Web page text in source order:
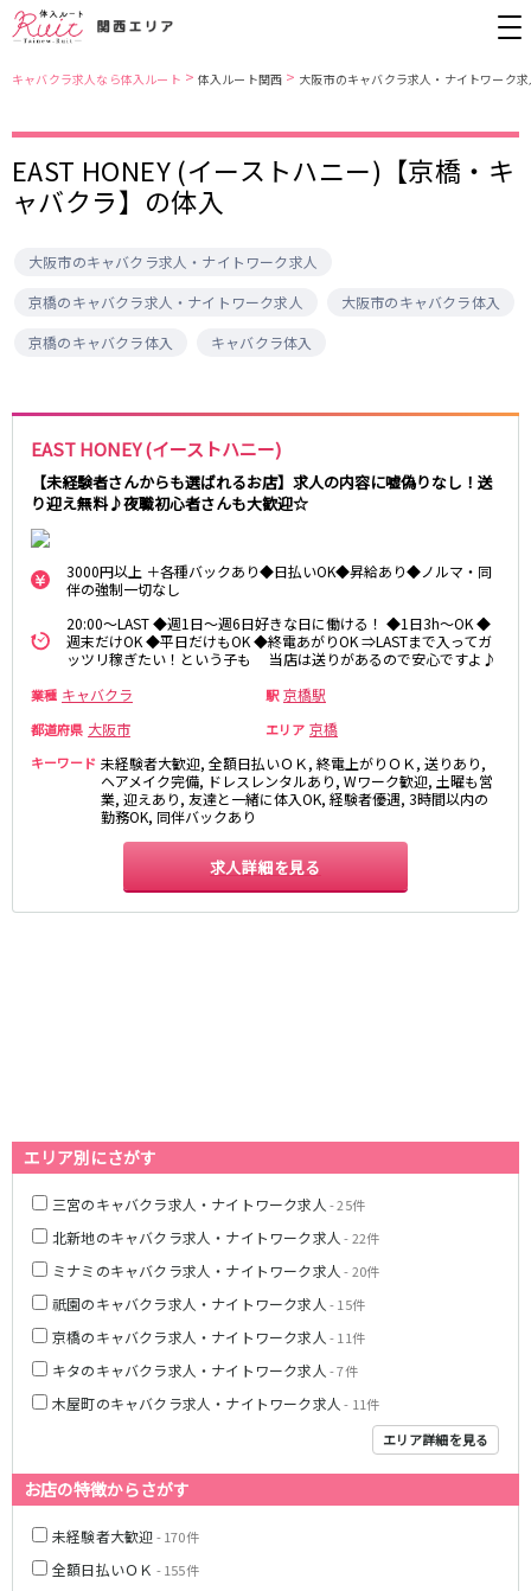
キャバクラ求人なら体入ルート > 体入ルート関西 > 大阪市のキャバクラ求人・ナイトワーク
EAST HONEY (イーストハニー)【京橋・キ
ャバクラ】の体入
大阪市のキャバクラ求人・ナイトワーク求人
京橋のキャバクラ求人・ナイトワーク求人
大阪市のキャバクラ体入
京橋のキャバクラ体入
キャバクラ体入
EAST HONEY (イーストハニー)
【未経験者さんからも選ばれるお店】求人の内容に嘘偽りなし！送
り迎え無料♪夜職初心者さんも大歓迎☆
3000円以上 ＋各種バックあり◆日払いOK◆昇給あり◆ノルマ・同
伴の強制一切なし
20:00～LAST ◆週1日～週6日好きな日に働ける！ ◆1日3h～OK ◆
週末だけOK ◆平日だけもOK ◆終電あがりOK ⇒LASTまで入ってガ
ッツリ稼ぎたい！という子も 当店は送りがあるので安心ですよ♪
業種 キャバクラ 駅 京橋駅
都道府県 大阪市 エリア 京橋
キーワード 未経験者大歓迎, 全額日払いＯＫ, 終電上がりＯＫ, 送りあり,
ヘアメイク完備, ドレスレンタルあり, Wワーク歓迎, 土曜も営
業, 迎えあり, 友達と一緒に体入OK, 経験者優遇, 3時間以内の
勤務OK, 同伴バックあり
求人詳細を見る
エリア別にさがす
三宮のキャバクラ求人・ナイトワーク求人 - 25件
北新地のキャバクラ求人・ナイトワーク求人 - 22件
ミナミのキャバクラ求人・ナイトワーク求人 - 20件
祇園のキャバクラ求人・ナイトワーク求人 - 15件
京橋のキャバクラ求人・ナイトワーク求人 - 11件
キタのキャバクラ求人・ナイトワーク求人 - 7件
木屋町のキャバクラ求人・ナイトワーク求人 - 11件
エリア詳細を見る
お店の特徴からさがす
未経験者大歓迎- 170件
全額日払いＯＫ - 155件
大阪市
北新地
堺東・岸和田
天満
十三
大阪市
布施・八尾
香里園・守口
兵庫県
三宮
尼崎・西宮・芦屋
姫路
加古川・東加古川・明石
京都市
木屋町
奈良
中和
滋賀県
長浜
瀬田
大津・南部
JR東西線
北新地駅
JR東海道本線(京都線)(京都～大阪)
大阪駅
高槻駅
JR東海道本線(神戸線)(大阪～神戸)
三ノ宮駅
大阪駅
尼崎駅
西宮駅
大宮駅
京都河原町駅
上新庄駅
茨木市駅
JR奈良線
ＪＲ小倉駅
京阪本線
江坂駅
JR紀勢本線(きのくに線)(新宮～和歌山)
わかやま電鉄貴志川線
JR東海道本線(琵琶湖線)(米原～京都)
彦根駅
阪急神戸本線